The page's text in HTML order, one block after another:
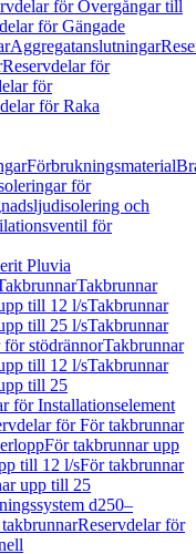
för Övergångar till
för Gängade
Aggregatanslutningar
Reservdelar för
för
för Raka
Förbrukningsmaterial
för
och
för
Pluvia
Takbrunnar
till 12 l/sTakbrunnar
till 25 l/sTakbrunnar
stödrännorTakbrunnar
till 12 l/sTakbrunnar
till 25
för Installationselement
för För takbrunnar
För takbrunnar upp
till 12 l/sFör takbrunnar
upp till 25
d250–
Reservdelar för